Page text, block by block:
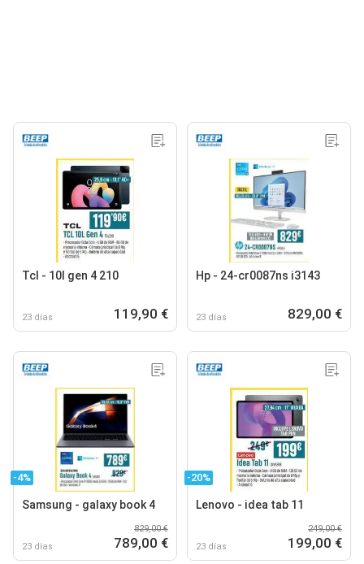
Tcl - 10l gen 4 210
23 días 119,90 €
Hp - 24-cr0087ns i3143
23 días 829,00 €
-4%
Samsung - galaxy book 4
23 días
829,00 €
789,00 €
-20%
Lenovo - idea tab 11
23 días
249,00 €
199,00 €